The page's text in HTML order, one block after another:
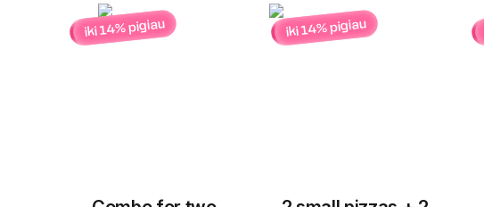
iki 14% pigiau iki 14% pigiau